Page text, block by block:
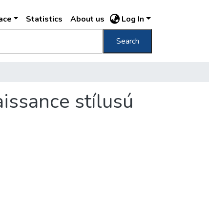
Statistics About us Log In
Search
stílusú